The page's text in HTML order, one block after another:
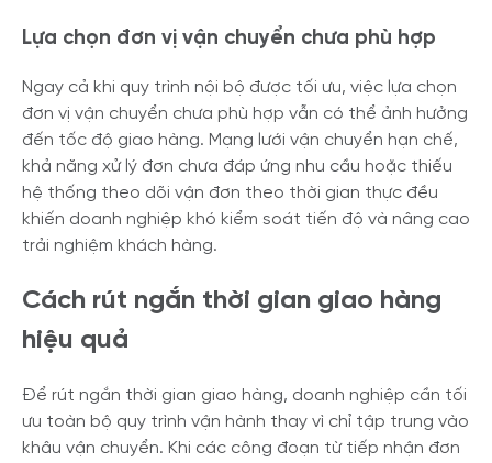
Lựa chọn đơn vị vận chuyển chưa phù hợp
Ngay cả khi quy trình nội bộ được tối ưu, việc lựa chọn
đơn vị vận chuyển chưa phù hợp vẫn có thể ảnh hưởng
đến tốc độ giao hàng. Mạng lưới vận chuyển hạn chế,
khả năng xử lý đơn chưa đáp ứng nhu cầu hoặc thiếu
hệ thống theo dõi vận đơn theo thời gian thực đều
khiến doanh nghiệp khó kiểm soát tiến độ và nâng cao
trải nghiệm khách hàng.
Cách rút ngắn thời gian giao hàng
hiệu quả
Để rút ngắn thời gian giao hàng, doanh nghiệp cần tối
ưu toàn bộ quy trình vận hành thay vì chỉ tập trung vào
khâu vận chuyển. Khi các công đoạn từ tiếp nhận đơn